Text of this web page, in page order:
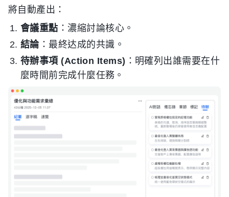
將自動產出：
會議重點 ：濃縮討論核心。
結論：最終达成的共識。
待辦事項 (Action Items) ：明確列出誰需要在什
麼時間前完成什麼任務。